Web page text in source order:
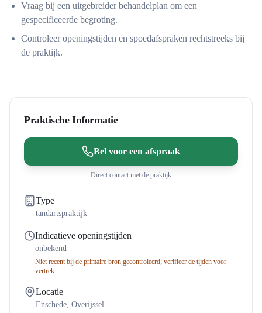
Vraag bij een uitgebreider behandelplan om een
gespecificeerde begroting.
Controleer openingstijden en spoedafspraken rechtstreeks bij
de praktijk.
Praktische Informatie
Bel voor een afspraak
Direct contact met de praktijk
Type
tandartspraktijk
Indicatieve openingstijden
onbekend
Niet recent bij de primaire bron gecontroleerd; verifieer de tijden voor
vertrek.
Locatie
Enschede, Overijssel